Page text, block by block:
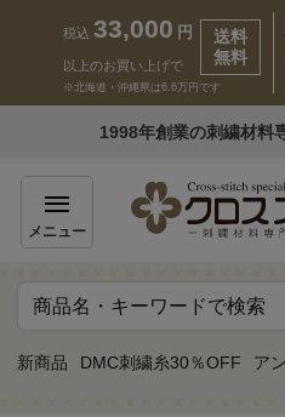
税込 33,000 円
以上のお買い上げで
送料
無料
※北海道・沖縄県は6.6万円です
1998年創業の刺繍材料
メニュー
新商品 DMC刺繍糸30％OFF ア
いらっしゃい
商品一覧